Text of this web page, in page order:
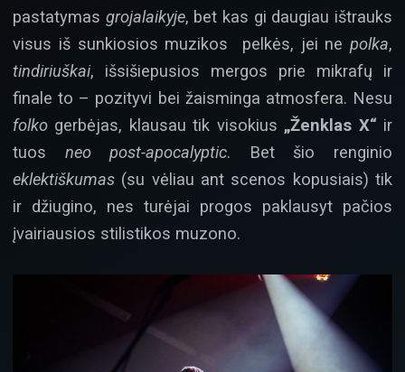
pastatymas grojalaikyje, bet kas gi daugiau ištrauks
visus iš sunkiosios muzikos pelkės, jei ne polka,
tindiriuškai, išsišiepusios mergos prie mikrafų ir
finale to – pozityvi bei žaisminga atmosfera. Nesu
folko gerbėjas, klausau tik visokius „Ženklas X“ir
tuos neo post-apocalyptic. Bet šio renginio
eklektiškumas (su vėliau ant scenos kopusiais) tik
ir džiugino, nes turėjai progos paklausyt pačios
įvairiausios stilistikos muzono.